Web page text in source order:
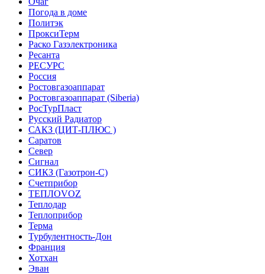
Погода в доме
Политэк
ПроксиТерм
Раско Газэлектроника
Ресанта
РЕСУРС
Россия
Ростовгазоаппарат
Ростовгазоаппарат (Siberia)
РосТурПласт
Русский Радиатор
САКЗ (ЦИТ-ПЛЮС )
Саратов
Север
Сигнал
СИКЗ (Газотрон-С)
Счетприбор
ТЕПЛОVOZ
Теплодар
Теплоприбор
Терма
Турбулентность-Дон
Франция
Хотхан
Эван